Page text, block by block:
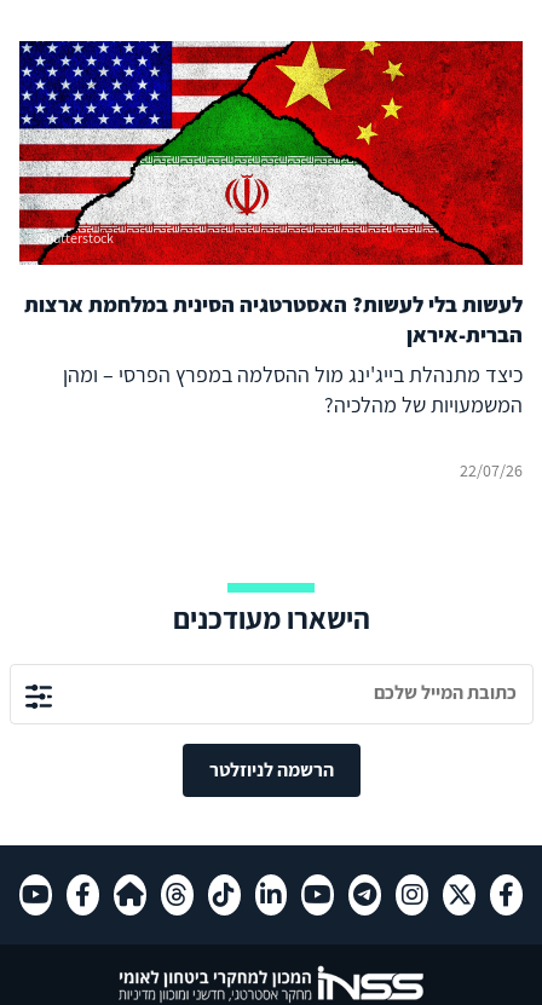
Shutterstock
לעשות בלי לעשות? האסטרטגיה הסינית במלחמת ארצות
הברית-איראן
כיצד מתנהלת בייג'ינג מול ההסלמה במפרץ הפרסי – ומהן
המשמעויות של מהלכיה?
22/07/26
הישארו מעודכנים
הרשמה לניוזלטר